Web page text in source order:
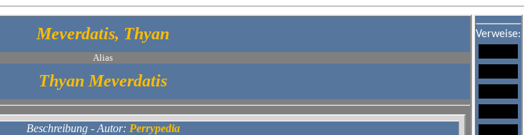
Meverdatis, Thyan
Alias
Thyan Meverdatis
Beschreibung - Autor: Perrypedia
Verweise: